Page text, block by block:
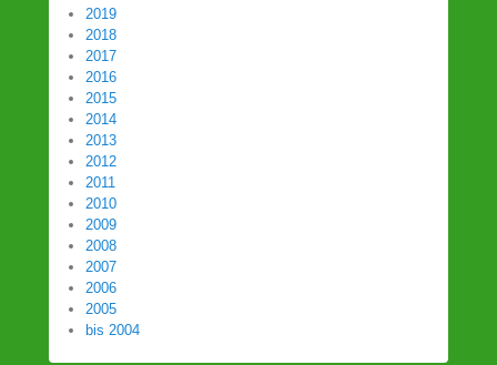
2019
2018
2017
2016
2015
2014
2013
2012
2011
2010
2009
2008
2007
2006
2005
bis 2004